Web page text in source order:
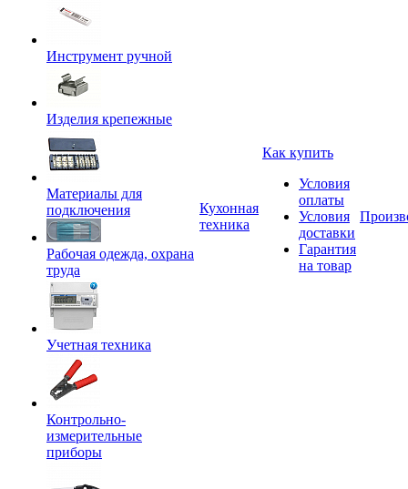
Инструмент ручной
Изделия крепежные
Материалы для
подключения
Рабочая одежда, охрана
труда
Учетная техника
Контрольно-
измерительные
приборы
Кухонная
техника
Как купить
Условия
оплаты
Условия
доставки
Гарантия
на товар